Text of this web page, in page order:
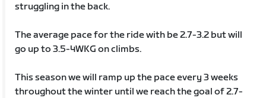
struggling in the back.
The average pace for the ride with be 2.7-3.2 but will
go up to 3.5-4WKG on climbs.
This season we will ramp up the pace every 3 weeks
throughout the winter until we reach the goal of 2.7-